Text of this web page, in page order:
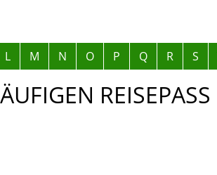
L M N O P Q R S
REISEPASS